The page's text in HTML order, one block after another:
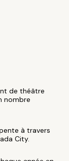
de théâtre
nombre
à travers
City.